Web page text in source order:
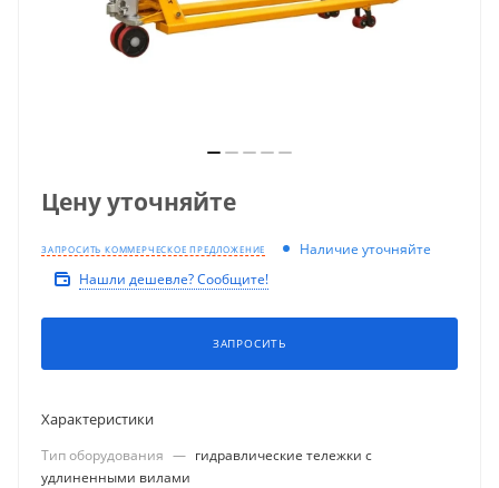
Цену уточняйте
ЗАПРОСИТЬ КОММЕРЧЕСКОЕ ПРЕДЛОЖЕНИЕ
Наличие уточняйте
Нашли дешевле? Сообщите!
ЗАПРОСИТЬ
Характеристики
Тип оборудования — гидравлические тележки с
удлиненными вилами